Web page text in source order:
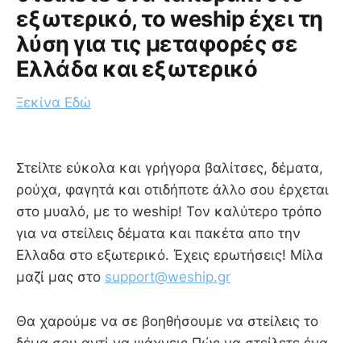
εξωτερικό, το weship έχει τη
λύση για τις μεταφορές σε
Ελλάδα και εξωτερικό
Ξεκίνα Εδώ
Στείλτε εύκολα και γρήγορα βαλίτσες, δέματα,
ρούχα, φαγητά και οτιδήποτε άλλο σου έρχεται
στο μυαλό, με το weship! Τον καλύτερο τρόπο
για να στείλεις δέματα και πακέτα απο την
Ελλαδα στο εξωτερικό. Έχεις ερωτήσεις! Μίλα
μαζί μας στο support@weship.gr
Θα χαρούμε να σε βοηθήσουμε να στείλεις το